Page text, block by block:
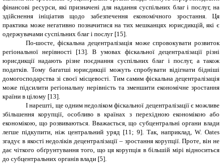
фінансові ресурси, які призначені для надання суспільних благ і послуг, на
здійснення ініціатив щодо забезпечення економічного зростання. Ця
практика може негативно позначитися на тих мешканцях юрисдикцій, які є
одержувачами суспільних благ і послуг [15].
По-шосте, фіскальна децентралізація може спровокувати розвиток
регіональної нерівності [13]. В умовах фіскальної децентралізації різні
юрисдикції надають різне поєднання суспільних благ і послуг, а також
податків. Тому багатші юрисдикції можуть спробувати відігнати бідніші
домогосподарства зі своєї місцевості. Тим самим фіскальна децентралізація
може підсилити регіональну нерівність та зменшити економічне зростання
країни в цілому [13].
І нарешті, ще одним недоліком фіскальної децентралізації є можливе
збільшення корупції, особливо в країнах з перехідною економікою або
економікою, що розвиваються. Вважається, що субцентральні органи влади
легше підкупити, ніж центральний уряд [11; 9]. Так, наприклад, W. Oates
згадує в якості недоліків децентралізації – зростання корупції. Проте, він не
дає чіткого обґрунтування того, що ця корупція в більшій мірі відноситься
до субцентральних органів влади [5].